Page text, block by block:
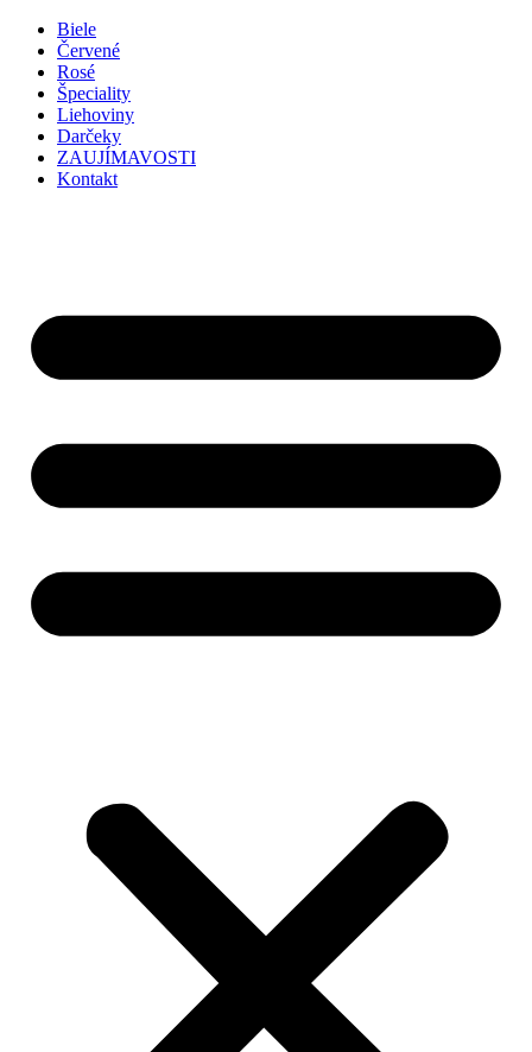
Preskočiť
obsah
Biele
Červené
Rosé
Špeciality
Liehoviny
Darčeky
ZAUJÍMAVOSTI
Kontakt